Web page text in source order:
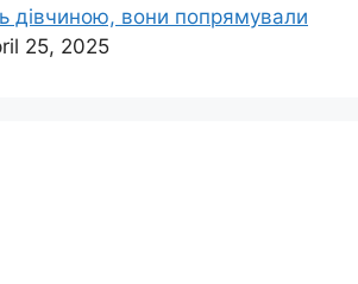
дівчиною, вони попрямували
25, 2025